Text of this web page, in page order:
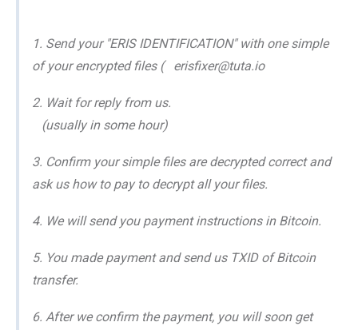
1. Send your "ERIS IDENTIFICATION" with one simple
of your encrypted files ( erisfixer@tuta.io
2. Wait for reply from us.
(usually in some hour)
3. Confirm your simple files are decrypted correct and
ask us how to pay to decrypt all your files.
4. We will send you payment instructions in Bitcoin.
5. You made payment and send us TXID of Bitcoin
transfer.
6. After we confirm the payment, you will soon get